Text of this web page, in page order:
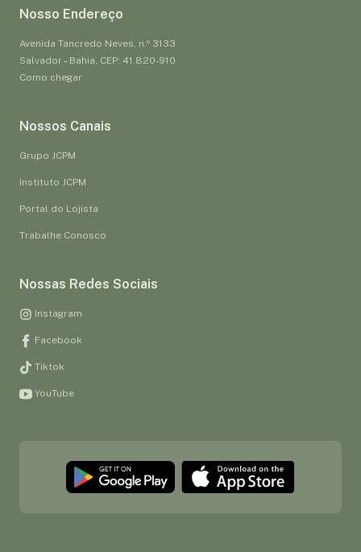
Nosso Endereço
Avenida Tancredo Neves, n.º 3133
Salvador – Bahia, CEP: 41.820-910
Como chegar
Nossos Canais
Grupo JCPM
Instituto JCPM
Portal do Lojista
Trabalhe Conosco
Nossas Redes Sociais
Instagram
Facebook
Tiktok
YouTube